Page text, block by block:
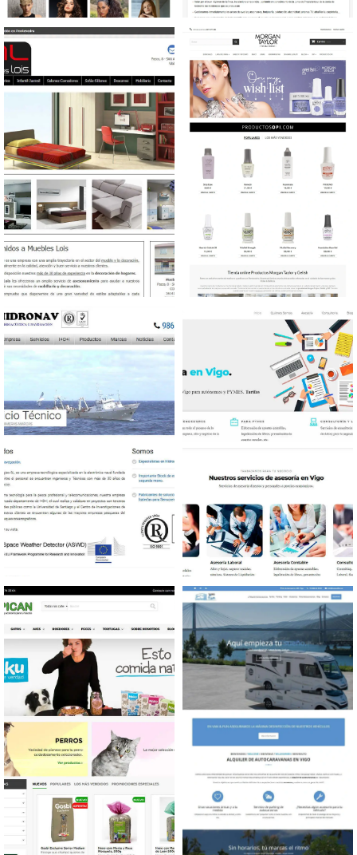
Diseño web Productos
belleza
Diseño web Administrador
fincas
Diseño web Mobiliario
Diseño tienda online
Productos de belleza
Diseño web Tecnología
Naval
Diseño web Asesoría
empresas